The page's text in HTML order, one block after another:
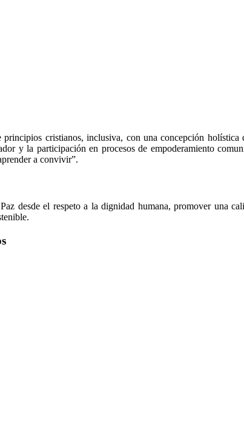
principios cristianos, inclusiva, con una concepción
y la participación en procesos de empoderamiento
a convivir”.
desde el respeto a la dignidad humana, promover una